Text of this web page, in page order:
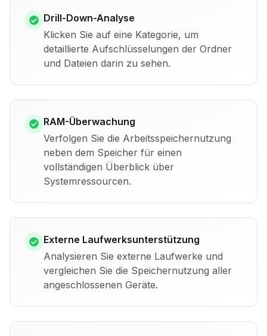
Drill-Down-Analyse
Klicken Sie auf eine Kategorie, um
detaillierte Aufschlüsselungen der Ordner
und Dateien darin zu sehen.
RAM-Überwachung
Verfolgen Sie die Arbeitsspeichernutzung
neben dem Speicher für einen
vollständigen Überblick über
Systemressourcen.
Externe Laufwerksunterstützung
Analysieren Sie externe Laufwerke und
vergleichen Sie die Speichernutzung aller
angeschlossenen Geräte.